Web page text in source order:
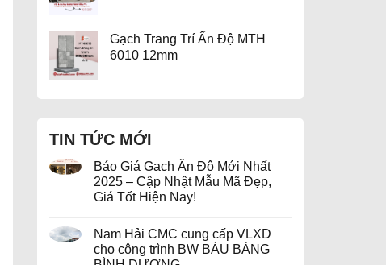
Gạch Trang Trí Ấn Độ MTH
6010 12mm
TIN TỨC MỚI
Báo Giá Gạch Ấn Độ Mới Nhất
2025 – Cập Nhật Mẫu Mã Đẹp,
Giá Tốt Hiện Nay!
Nam Hải CMC cung cấp VLXD
cho công trình BW BÀU BÀNG